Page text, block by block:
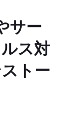
サー
ス対
トー